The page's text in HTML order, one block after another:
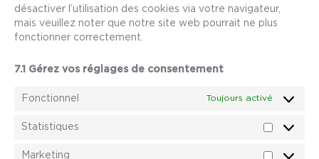
désactiver l’utilisation des cookies via votre navigateur,
mais veuillez noter que notre site web pourrait ne plus
fonctionner correctement.
7.1 Gérez vos réglages de consentement
Fonctionnel Toujours activé
Statistiques
Marketing